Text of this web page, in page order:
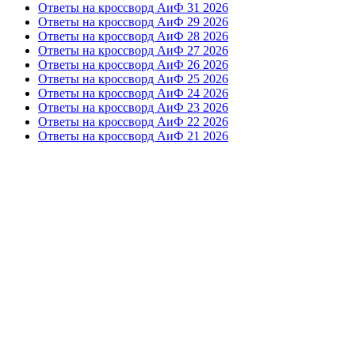
Ответы на кроссворд АиФ 31 2026
Ответы на кроссворд АиФ 29 2026
Ответы на кроссворд АиФ 28 2026
Ответы на кроссворд АиФ 27 2026
Ответы на кроссворд АиФ 26 2026
Ответы на кроссворд АиФ 25 2026
Ответы на кроссворд АиФ 24 2026
Ответы на кроссворд АиФ 23 2026
Ответы на кроссворд АиФ 22 2026
Ответы на кроссворд АиФ 21 2026